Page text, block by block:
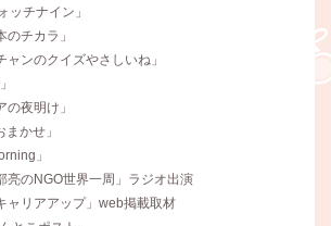
ッチナイン」
チカラ」
ャンのクイズやさしいね」
の夜明け」
かせ」
」
亮のNGO世界一周」ラジオ出演
ャリアアップ」web掲載取材